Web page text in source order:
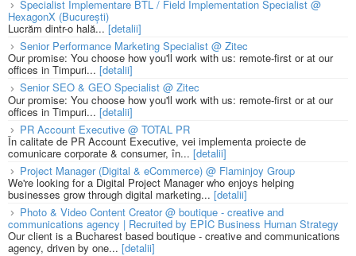
Specialist Implementare BTL / Field Implementation Specialist @
HexagonX (București)
Lucrăm dintr-o hală... [detalii]
Senior Performance Marketing Specialist @ Zitec
Our promise: You choose how you'll work with us: remote-first or at our
offices in Timpuri... [detalii]
Senior SEO & GEO Specialist @ Zitec
Our promise: You choose how you'll work with us: remote-first or at our
offices in Timpuri... [detalii]
PR Account Executive @ TOTAL PR
În calitate de PR Account Executive, vei implementa proiecte de
comunicare corporate & consumer, în... [detalii]
Project Manager (Digital & eCommerce) @ Flaminjoy Group
We're looking for a Digital Project Manager who enjoys helping
businesses grow through digital marketing... [detalii]
Photo & Video Content Creator @ boutique - creative and
communications agency | Recruited by EPIC Business Human Strategy
Our client is a Bucharest based boutique - creative and communications
agency, driven by one... [detalii]